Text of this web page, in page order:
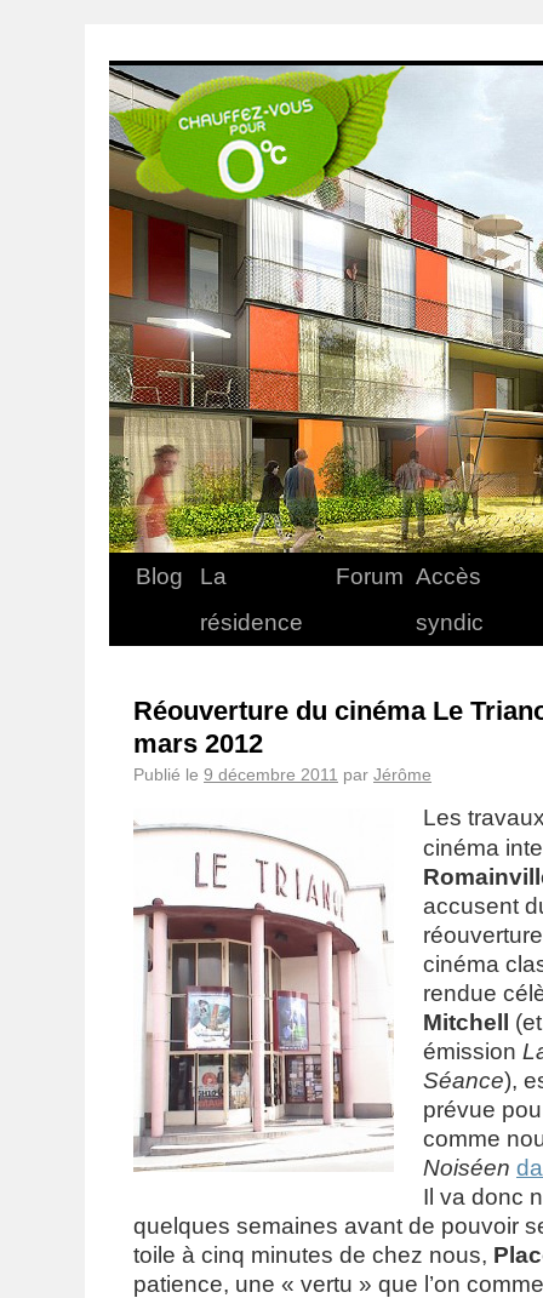
Blog
La
résidence
Forum Accès
syndic
Réouverture du cinéma Le
mars 2012
Publié le 9 décembre 2011 par Jérôme
Les
cinéma
accusent
cinéma
rendue
Mitchell
émission
Séance),
prévue
comme
Noiséen
Il va donc
quelques semaines avant de pouvoir
toile à cinq minutes de chez nous,
patience, une « vertu » que l’on